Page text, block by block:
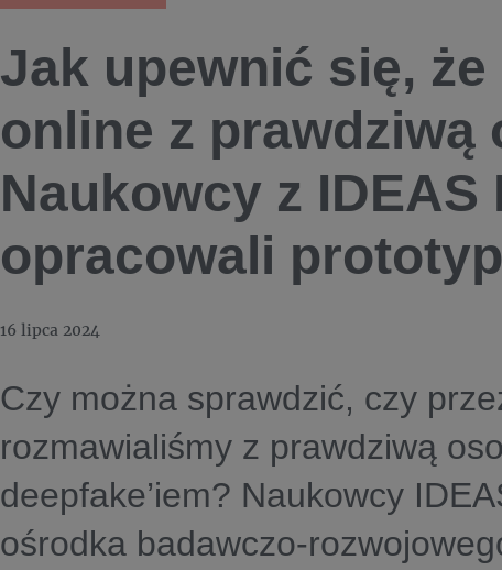
Jak upewnić się,
online z prawdziwą
Naukowcy z IDEAS
opracowali
16 lipca 2024
Czy można sprawdzić, czy
rozmawialiśmy z prawdziwą
deepfake’iem? Naukowcy
ośrodka badawczo-